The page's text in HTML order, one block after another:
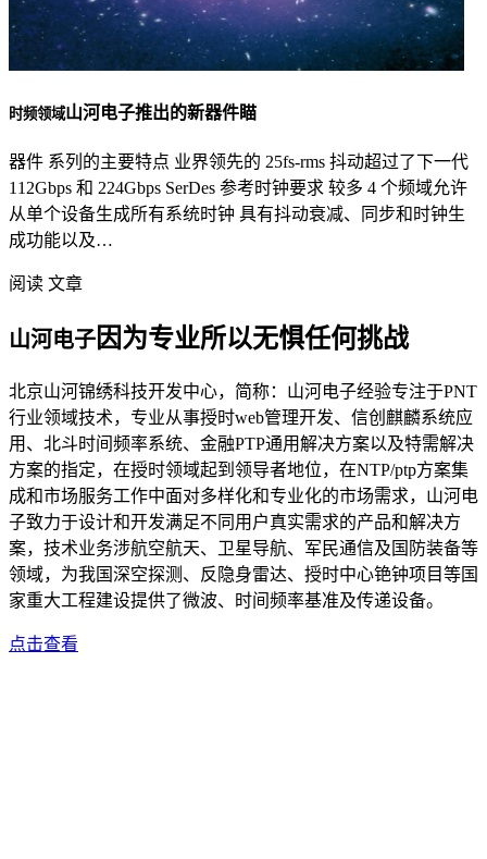
时频领域山河电子推出的新器件瞄
器件 系列的主要特点 业界领先的 25fs-rms 抖动超过了下一代
112Gbps 和 224Gbps SerDes 参考时钟要求 较多 4 个频域允许
从单个设备生成所有系统时钟 具有抖动衰减、同步和时钟生
成功能以及…
阅读 文章
山河电子因为专业所以无惧任何挑战
北京山河锦绣科技开发中心，简称：山河电子经验专注于PNT
行业领域技术，专业从事授时web管理开发、信创麒麟系统应
用、北斗时间频率系统、金融PTP通用解决方案以及特需解决
方案的指定，在授时领域起到领导者地位，在NTP/ptp方案集
成和市场服务工作中面对多样化和专业化的市场需求，山河电
子致力于设计和开发满足不同用户真实需求的产品和解决方
案，技术业务涉航空航天、卫星导航、军民通信及国防装备等
领域，为我国深空探测、反隐身雷达、授时中心铯钟项目等国
家重大工程建设提供了微波、时间频率基准及传递设备。
点击查看